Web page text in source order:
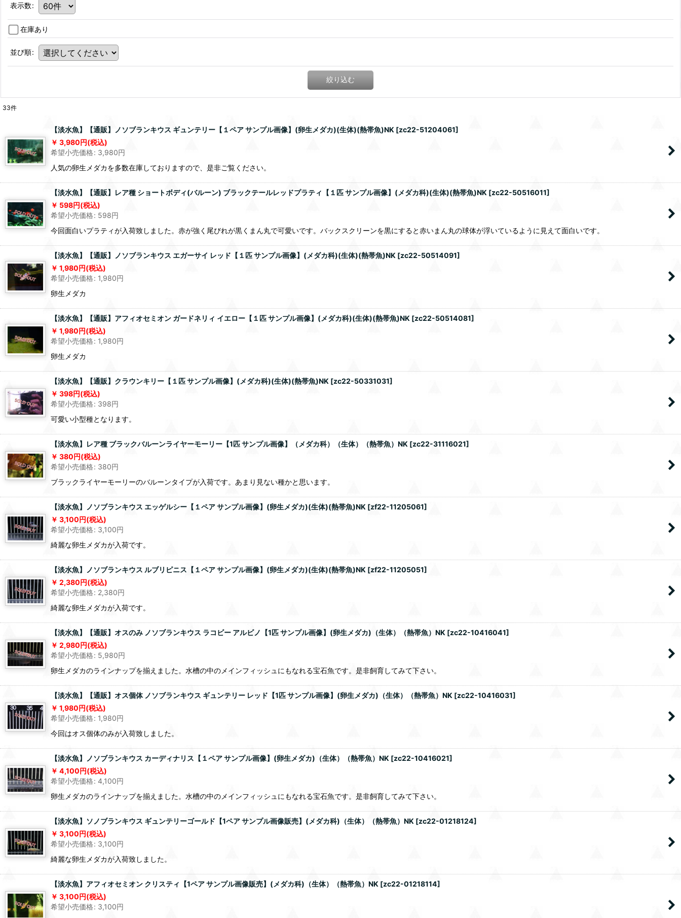
表示数:
在庫あり
並び順:
絞り込む
33件
【淡水魚】【通販】ノソブランキウス ギュンテリー【１ペア サンプル画像】(卵生メダカ)(生体)(熱帯魚)NK [zc22-51204061]
3,980円(税込)
希望小売価格: 3,980円
人気の卵生メダカを多数在庫しておりますので、是非ご覧ください。
【淡水魚】【通販】レア種 ショートボディ(バルーン) ブラックテールレッドプラティ【１匹 サンプル画像】(メダカ科)(生体)(熱帯魚)NK [zc22-50516011]
598円(税込)
希望小売価格: 598円
今回面白いプラティが入荷致しました。赤が強く尾びれが黒くまん丸で可愛いです。バックスクリーンを黒にすると赤いまん丸の球体が浮いているように見えて面白いです。
【淡水魚】【通販】ノソブランキウス エガーサイ レッド【１匹 サンプル画像】(メダカ科)(生体)(熱帯魚)NK [zc22-50514091]
1,980円(税込)
希望小売価格: 1,980円
卵生メダカ
【淡水魚】【通販】アフィオセミオン ガードネリィ イエロー【１匹 サンプル画像】(メダカ科)(生体)(熱帯魚)NK [zc22-50514081]
1,980円(税込)
希望小売価格: 1,980円
卵生メダカ
【淡水魚】【通販】クラウンキリー【１匹 サンプル画像】(メダカ科)(生体)(熱帯魚)NK [zc22-50331031]
398円(税込)
希望小売価格: 398円
可愛い小型種となります。
【淡水魚】レア種 ブラックバルーンライヤーモーリー【1匹 サンプル画像】（メダカ科）（生体）（熱帯魚）NK [zc22-31116021]
380円(税込)
希望小売価格: 380円
ブラックライヤーモーリーのバルーンタイプが入荷です。あまり見ない種かと思います。
【淡水魚】ノソブランキウス エッゲルシー【１ペア サンプル画像】(卵生メダカ)(生体)(熱帯魚)NK [zf22-11205061]
3,100円(税込)
希望小売価格: 3,100円
綺麗な卵生メダカが入荷です。
【淡水魚】ノソブランキウス ルブリピニス【１ペア サンプル画像】(卵生メダカ)(生体)(熱帯魚)NK [zf22-11205051]
2,380円(税込)
希望小売価格: 2,380円
綺麗な卵生メダカが入荷です。
【淡水魚】【通販】オスのみ ノソブランキウス ラコビー アルビノ【1匹 サンプル画像】(卵生メダカ)（生体）（熱帯魚）NK [zc22-10416041]
2,980円(税込)
希望小売価格: 5,980円
卵生メダカのラインナップを揃えました。水槽の中のメインフィッシュにもなれる宝石魚です。是非飼育してみて下さい。
【淡水魚】【通販】オス個体 ノソブランキウス ギュンテリー レッド【1匹 サンプル画像】(卵生メダカ)（生体）（熱帯魚）NK [zc22-10416031]
1,980円(税込)
希望小売価格: 1,980円
今回はオス個体のみが入荷致しました。
【淡水魚】ノソブランキウス カーディナリス【１ペア サンプル画像】(卵生メダカ)（生体）（熱帯魚）NK [zc22-10416021]
4,100円(税込)
希望小売価格: 4,100円
卵生メダカのラインナップを揃えました。水槽の中のメインフィッシュにもなれる宝石魚です。是非飼育してみて下さい。
【淡水魚】ソノブランキウス ギュンテリーゴールド【1ペア サンプル画像販売】(メダカ科)（生体）（熱帯魚）NK [zc22-01218124]
3,100円(税込)
希望小売価格: 3,100円
綺麗な卵生メダカが入荷致しました。
【淡水魚】アフィオセミオン クリスティ【1ペア サンプル画像販売】(メダカ科)（生体）（熱帯魚）NK [zc22-01218114]
3,100円(税込)
希望小売価格: 3,100円